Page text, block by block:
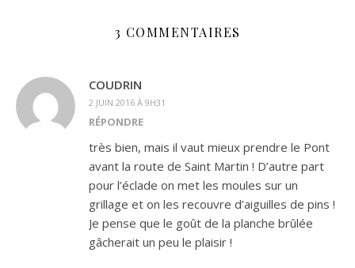
3 COMMENTAIRES
COUDRIN
2 JUIN 2016 À 9H31
RÉPONDRE
très bien, mais il vaut mieux prendre le Pont
avant la route de Saint Martin ! D’autre part
pour l’éclade on met les moules sur un
grillage et on les recouvre d’aiguilles de pins !
Je pense que le goût de la planche brûlée
gâcherait un peu le plaisir !